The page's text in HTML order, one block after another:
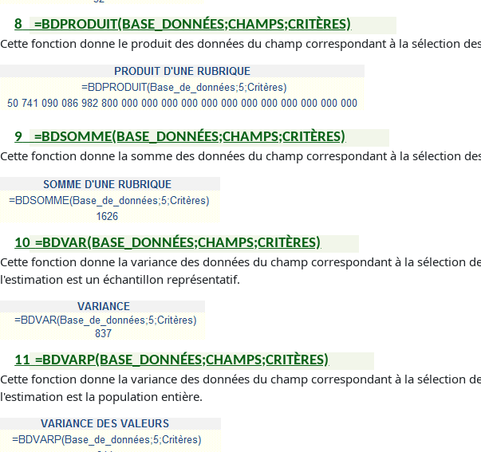
8 =BDPRODUIT(BASE_DONNÉES;CHAMPS;CRITÈRES)
Cette fonction donne le produit des données du champ correspondant à la sélection
9 =BDSOMME(BASE_DONNÉES;CHAMPS;CRITÈRES)
Cette fonction donne la somme des données du champ correspondant à la sélection
10 =BDVAR(BASE_DONNÉES;CHAMPS;CRITÈRES)
Cette fonction donne la variance des données du champ correspondant à la sélection
l'estimation est un échantillon représentatif.
11 =BDVARP(BASE_DONNÉES;CHAMPS;CRITÈRES)
Cette fonction donne la variance des données du champ correspondant à la sélection
l'estimation est la population entière.